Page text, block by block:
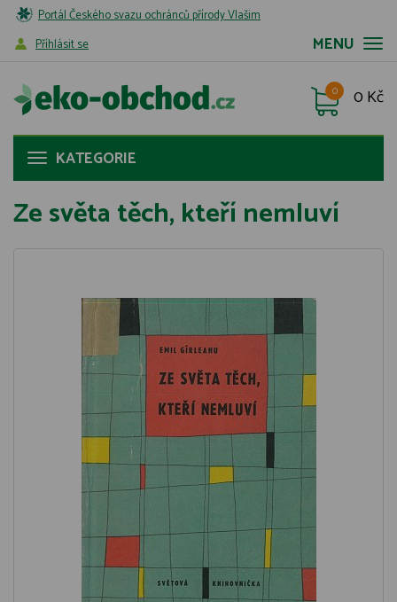
Portál Českého svazu ochránců přírody Vlašim
MENU
Příhlásit se
0 Kč
0
KATEGORIE
Ze světa těch, kteří nemluví